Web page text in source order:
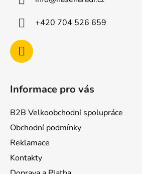
+420 704 526 659
Informace pro vás
B2B Velkoobchodní spolupráce
Obchodní podmínky
Reklamace
Kontakty